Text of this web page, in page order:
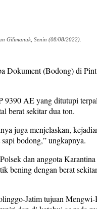
Gilimanuk, Senin (08/08/2022).
Dokument (Bodong) di
AE yang ditutupi
berat sekitar dua ton.
juga menjelaskan,
bodong,” ungkapnya.
dan anggota
bening dengan berat
Jatim tujuan